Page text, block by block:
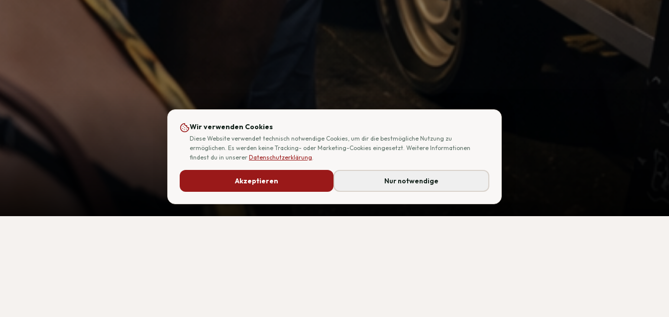
Wir verwenden Cookies
Diese Website verwendet technisch notwendige Cookies, um dir die bestmögliche Nutzung zu
ermöglichen. Es werden keine Tracking- oder Marketing-Cookies eingesetzt. Weitere Informationen
findest du in unserer Datenschutzerklärung.
Akzeptieren Nur notwendige